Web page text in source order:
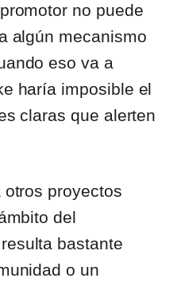
no puede
algún mecanismo
eso va a
haría imposible el
claras que alerten
proyectos
del
bastante
o un